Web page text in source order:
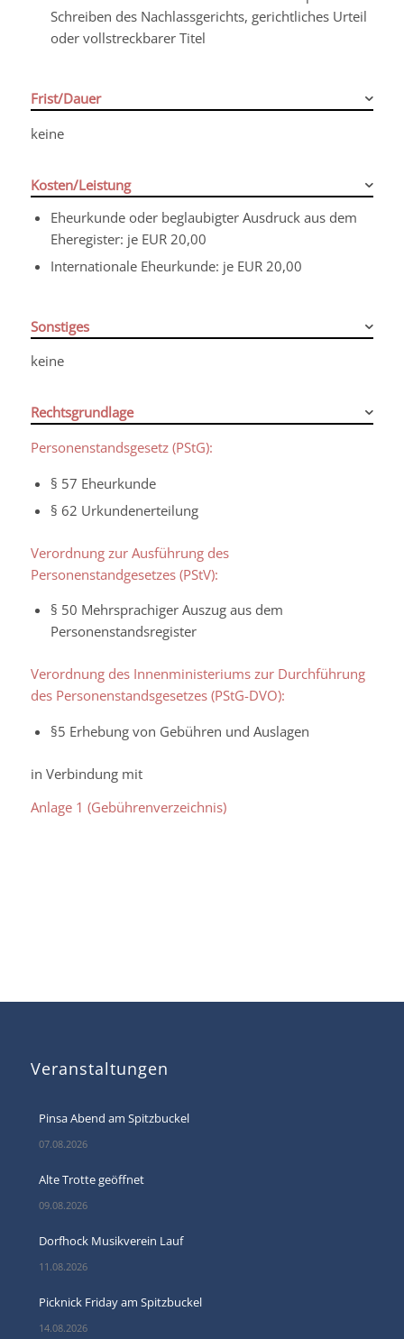
Schreiben des Nachlassgerichts, gerichtliches Urteil
oder vollstreckbarer Titel
Frist/Dauer
keine
Kosten/Leistung
Eheurkunde oder beglaubigter Ausdruck aus dem
Eheregister: je EUR 20,00
Internationale Eheurkunde: je EUR 20,00
Sonstiges
keine
Rechtsgrundlage
Personenstandsgesetz (PStG):
§ 57 Eheurkunde
§ 62 Urkundenerteilung
Verordnung zur Ausführung des
Personenstandgesetzes (PStV):
§ 50 Mehrsprachiger Auszug aus dem
Personenstandsregister
Verordnung des Innenministeriums zur Durchführung
des Personenstandsgesetzes (PStG-DVO):
§5 Erhebung von Gebühren und Auslagen
in Verbindung mit
Anlage 1 (Gebührenverzeichnis)
Veranstaltungen
Pinsa Abend am Spitzbuckel
07.08.2026
Alte Trotte geöffnet
09.08.2026
Dorfhock Musikverein Lauf
11.08.2026
Picknick Friday am Spitzbuckel
14.08.2026